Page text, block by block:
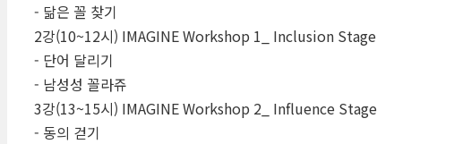
- 닮은 꼴 찾기
2강(10~12시) IMAGINE Workshop 1_ Inclusion Stage
- 단어 달리기
- 남성성 꼴라쥬
3강(13~15시) IMAGINE Workshop 2_ Influence Stage
- 동의 걷기